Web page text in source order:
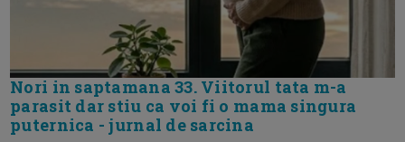
Nori in saptamana 33. Viitorul tata m-a
parasit dar stiu ca voi fi o mama singura
puternica - jurnal de sarcina